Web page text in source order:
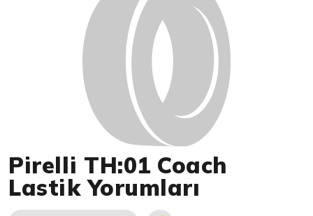
Pirelli TH:01 Coach
Lastik Yorumları